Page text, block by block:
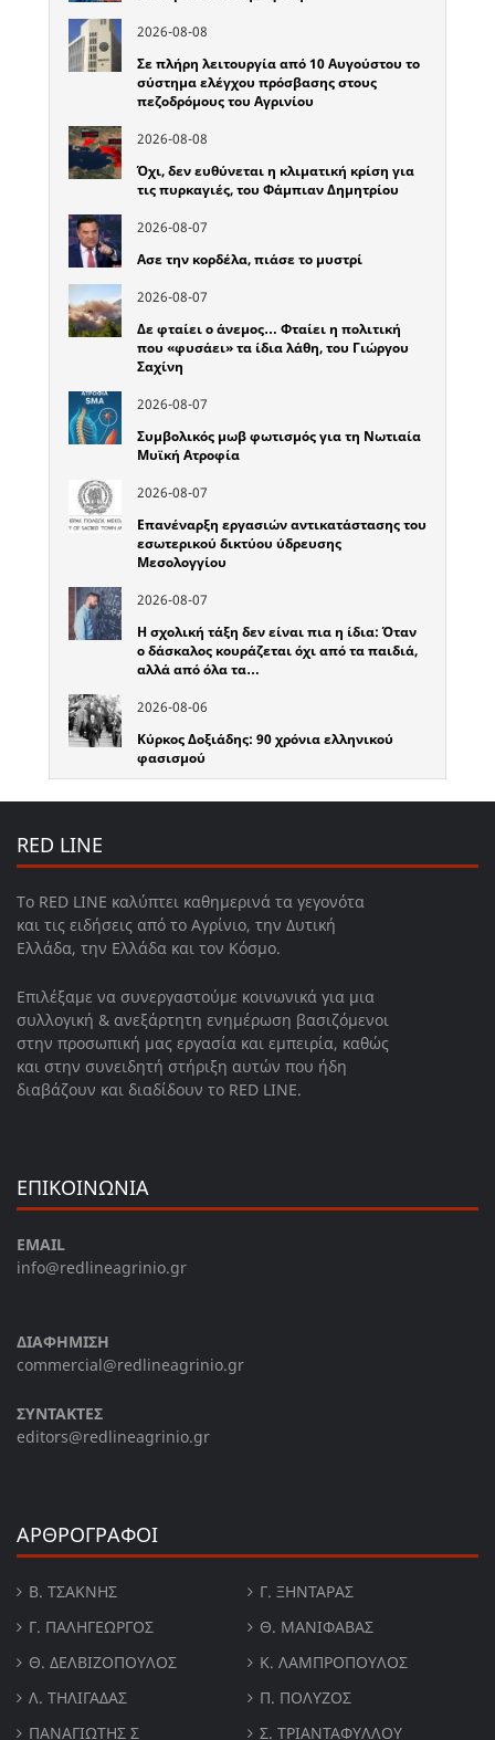
2026-08-08
Σε πλήρη λειτουργία από 10 Αυγούστου το
σύστημα ελέγχου πρόσβασης στους
πεζοδρόμους του Αγρινίου
2026-08-08
Όχι, δεν ευθύνεται η κλιματική κρίση για
τις πυρκαγιές, του Φάμπιαν Δημητρίου
2026-08-07
Ασε την κορδέλα, πιάσε το μυστρί
2026-08-07
Δε φταίει ο άνεμος… Φταίει η πολιτική
που «φυσάει» τα ίδια λάθη, του Γιώργου
Σαχίνη
2026-08-07
Συμβολικός μωβ φωτισμός για τη Νωτιαία
Μυϊκή Ατροφία
2026-08-07
Επανέναρξη εργασιών αντικατάστασης του
εσωτερικού δικτύου ύδρευσης
Μεσολογγίου
2026-08-07
Η σχολική τάξη δεν είναι πια η ίδια: Όταν
ο δάσκαλος κουράζεται όχι από τα παιδιά,
αλλά από όλα τα…
2026-08-06
Κύρκος Δοξιάδης: 90 χρόνια ελληνικού
φασισμού
RED LINE
Το RED LINE καλύπτει καθημερινά τα γεγονότα
και τις ειδήσεις από το Αγρίνιο, την Δυτική
Ελλάδα, την Ελλάδα και τον Κόσμο.
Επιλέξαμε να συνεργαστούμε κοινωνικά για μια
συλλογική & ανεξάρτητη ενημέρωση βασιζόμενοι
στην προσωπική μας εργασία και εμπειρία, καθώς
και στην συνειδητή στήριξη αυτών που ήδη
διαβάζουν και διαδίδουν το RED LINE.
ΕΠΙΚΟΙΝΩΝΙΑ
EMAIL
info@redlineagrinio.gr
ΔΙΑΦΗΜΙΣΗ
commercial@redlineagrinio.gr
ΣΥΝΤΑΚΤΕΣ
editors@redlineagrinio.gr
ΑΡΘΡΟΓΡΑΦΟΙ
Β. ΤΣΆΚΝΗΣ
Γ. ΞΗΝΤΆΡΑΣ
Γ. ΠΑΛΗΓΕΏΡΓΟΣ
Θ. ΜΑΝΙΦΑΒΑΣ
Θ. ΔΕΛΒΙΖΌΠΟΥΛΟΣ
Κ. ΛΑΜΠΡΟΠΟΥΛΟΣ
Λ. ΤΗΛΙΓΑΔΑΣ
Π. ΠΟΛΎΖΟΣ
ΠΑΝΑΓΙΏΤΗΣ Σ
Σ. ΤΡΙΑΝΤΑΦΥΛΛΟΥ